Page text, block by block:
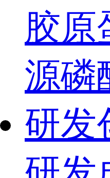
胶原
源磷
研发